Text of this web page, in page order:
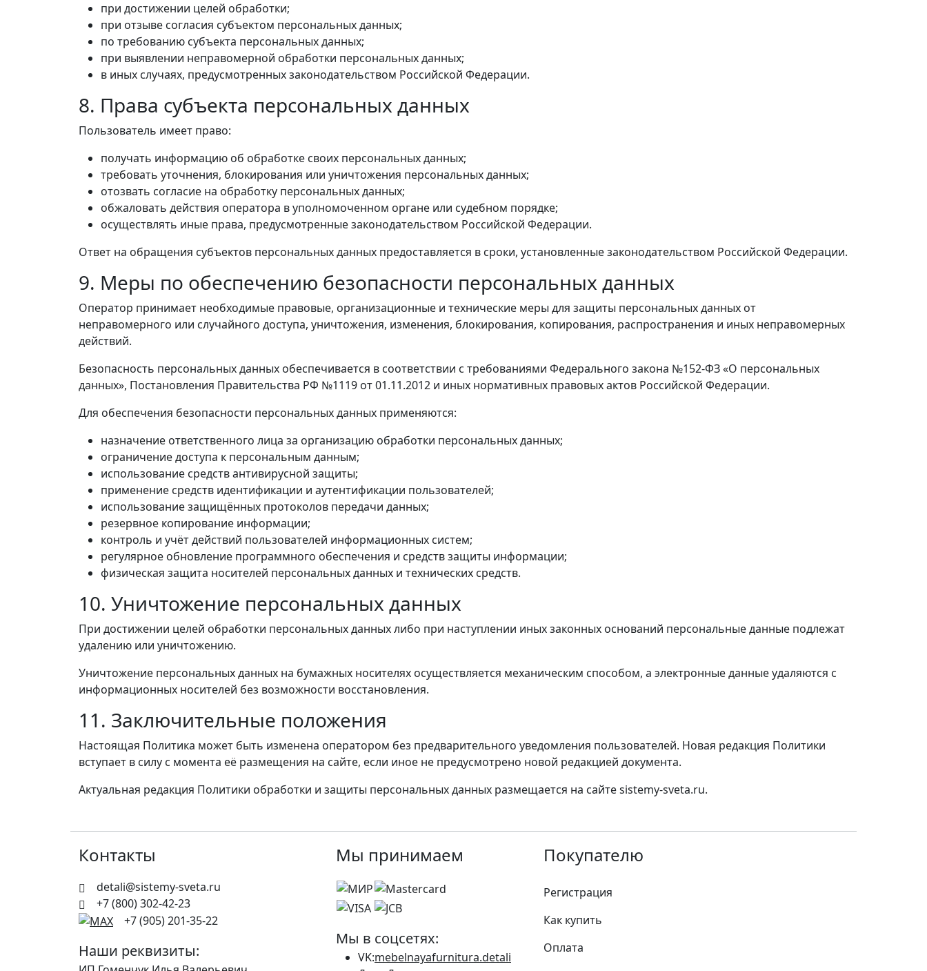
при достижении целей обработки;
при отзыве согласия субъектом персональных данных;
по требованию субъекта персональных данных;
при выявлении неправомерной обработки персональных данных;
в иных случаях, предусмотренных законодательством Российской Федерации.
8. Права субъекта персональных данных
Пользователь имеет право:
получать информацию об обработке своих персональных данных;
требовать уточнения, блокирования или уничтожения персональных данных;
отозвать согласие на обработку персональных данных;
обжаловать действия оператора в уполномоченном органе или судебном порядке;
осуществлять иные права, предусмотренные законодательством Российской Федерации.
Ответ на обращения субъектов персональных данных предоставляется в сроки, установленные законодательством Российской Федерации.
9. Меры по обеспечению безопасности персональных данных
Оператор принимает необходимые правовые, организационные и технические меры для защиты персональных данных от
неправомерного или случайного доступа, уничтожения, изменения, блокирования, копирования, распространения и иных неправомерных
действий.
Безопасность персональных данных обеспечивается в соответствии с требованиями Федерального закона №152-ФЗ «О персональных
данных», Постановления Правительства РФ №1119 от 01.11.2012 и иных нормативных правовых актов Российской Федерации.
Для обеспечения безопасности персональных данных применяются:
назначение ответственного лица за организацию обработки персональных данных;
ограничение доступа к персональным данным;
использование средств антивирусной защиты;
применение средств идентификации и аутентификации пользователей;
использование защищённых протоколов передачи данных;
резервное копирование информации;
контроль и учёт действий пользователей информационных систем;
регулярное обновление программного обеспечения и средств защиты информации;
физическая защита носителей персональных данных и технических средств.
10. Уничтожение персональных данных
При достижении целей обработки персональных данных либо при наступлении иных законных оснований персональные данные подлежат
удалению или уничтожению.
Уничтожение персональных данных на бумажных носителях осуществляется механическим способом, а электронные данные удаляются с
информационных носителей без возможности восстановления.
11. Заключительные положения
Настоящая Политика может быть изменена оператором без предварительного уведомления пользователей. Новая редакция Политики
вступает в силу с момента её размещения на сайте, если иное не предусмотрено новой редакцией документа.
Актуальная редакция Политики обработки и защиты персональных данных размещается на сайте sistemy-sveta.ru.
Контакты
detali@sistemy-sveta.ru
+7 (800) 302-42-23
+7 (905) 201-35-22
Наши реквизиты:
Мы принимаем
Мы в соцсетях:
VK:mebelnayafurnitura.detali
Покупателю
Регистрация
Как купить
Оплата